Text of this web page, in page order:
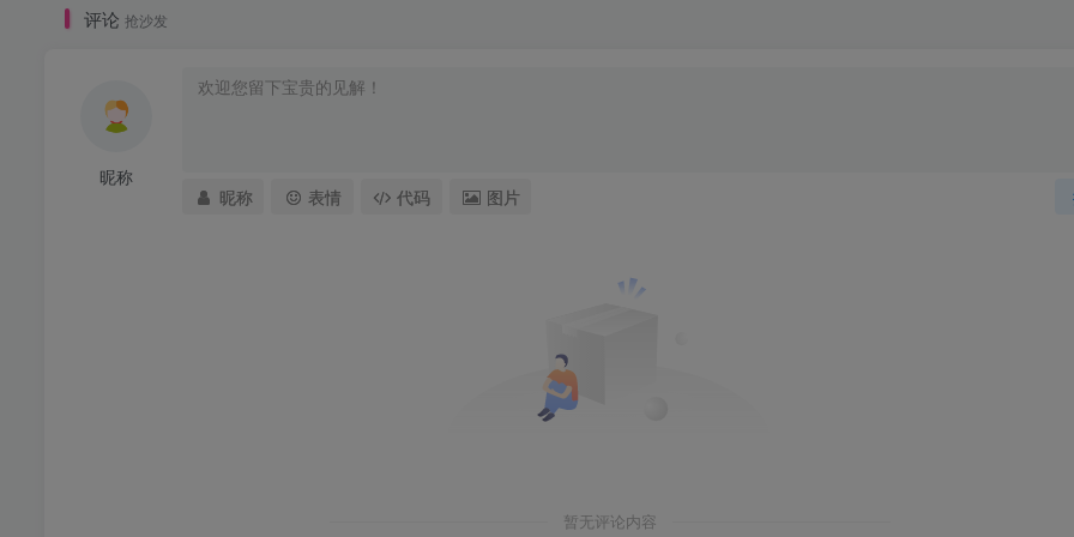
评论 抢沙发
昵称
昵称 表情 代码 图片
暂无评论内容